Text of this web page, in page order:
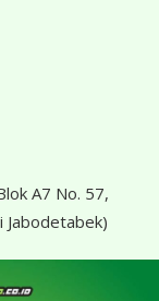
A7 No. 57,
Jabodetabek)